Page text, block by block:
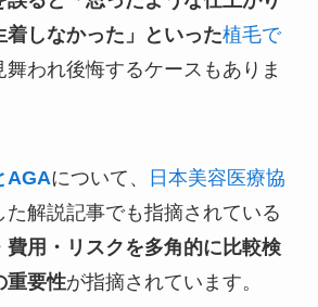
着しなかった」といった植毛で
舞われ後悔するケースもありま
AGAについて、
日本美容医療協
た解説記事でも指摘されている
費用・リスクを多角的に比較検
重要性が指摘されています。